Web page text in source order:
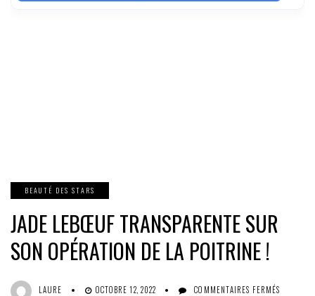
BEAUTÉ DES STARS
JADE LEBŒUF TRANSPARENTE SUR
SON OPÉRATION DE LA POITRINE !
LAURE OCTOBRE 12, 2022 COMMENTAIRES FERMÉS